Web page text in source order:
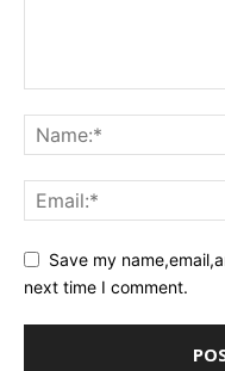
Save my
next time I comment.